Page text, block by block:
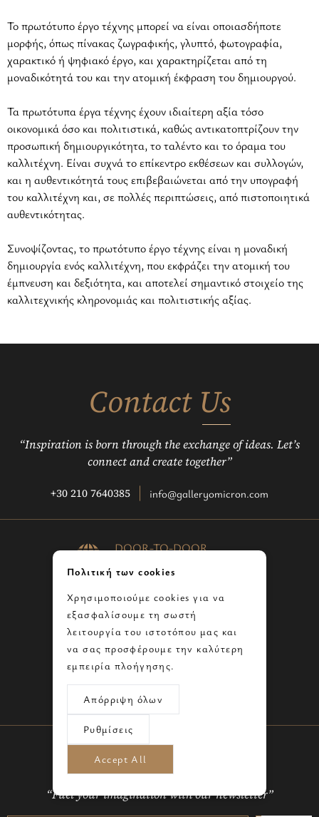
Το πρωτότυπο έργο τέχνης μπορεί να είναι οποιασδήποτε
μορφής, όπως πίνακας ζωγραφικής, γλυπτό, φωτογραφία,
χαρακτικό ή ψηφιακό έργο, και χαρακτηρίζεται από τη
μοναδικότητά του και την ατομική έκφραση του δημιουργού.
Τα πρωτότυπα έργα τέχνης έχουν ιδιαίτερη αξία τόσο
οικονομικά όσο και πολιτιστικά, καθώς αντικατοπτρίζουν την
προσωπική δημιουργικότητα, το ταλέντο και το όραμα του
καλλιτέχνη. Είναι συχνά το επίκεντρο εκθέσεων και συλλογών,
και η αυθεντικότητά τους επιβεβαιώνεται από την υπογραφή
του καλλιτέχνη και, σε πολλές περιπτώσεις, από πιστοποιητικά
αυθεντικότητας.
Συνοψίζοντας, το πρωτότυπο έργο τέχνης είναι η μοναδική
δημιουργία ενός καλλιτέχνη, που εκφράζει την ατομική του
έμπνευση και δεξιότητα, και αποτελεί σημαντικό στοιχείο της
καλλιτεχνικής κληρονομιάς και πολιτιστικής αξίας.
Contact Us
“Inspiration is born through the exchange of ideas. Let’s
connect and create together”
+30 210 7640385 info@galleryomicron.com
DOOR-TO-DOOR
SHIPPING WORLDWIDE
CERTIFICATE OF
AUTHENTICITY
CUSTOM
COMMISSIONS
CORPORATE GIFTS
“Fuel your imagination with our newsletter”
Πολιτική των cookies
Χρησιμοποιούμε cookies για να
εξασφαλίσουμε τη σωστή
λειτουργία του ιστοτόπου μας και
να σας προσφέρουμε την καλύτερη
εμπειρία πλοήγησης.
Απόρριψη όλων
Ρυθμίσεις
Accept All